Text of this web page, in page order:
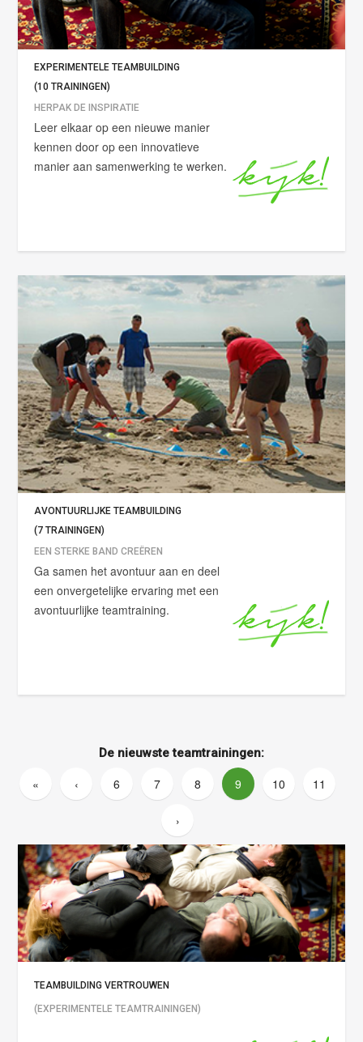
EXPERIMENTELE TEAMBUILDING
(10 TRAININGEN)
HERPAK DE INSPIRATIE
Leer elkaar op een nieuwe manier
kennen door op een innovatieve
manier aan samenwerking te werken.
AVONTUURLIJKE TEAMBUILDING
(7 TRAININGEN)
EEN STERKE BAND CREËREN
Ga samen het avontuur aan en deel
een onvergetelijke ervaring met een
avontuurlijke teamtraining.
De nieuwste teamtrainingen:
« ‹ 6 7 8 9 10 11
›
TEAMBUILDING VERTROUWEN
(EXPERIMENTELE TEAMTRAININGEN)